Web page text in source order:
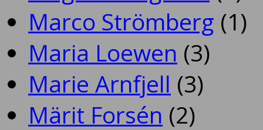
Marco Strömberg (1)
Maria Loewen (3)
Marie Arnfjell (3)
Märit Forsén (2)